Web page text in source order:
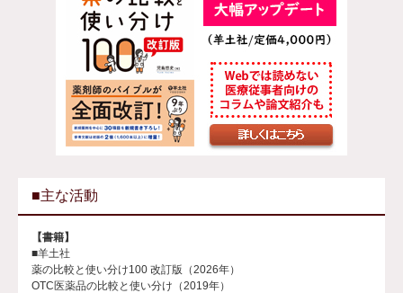
■主な活動
【書籍】
■羊土社
薬の比較と使い分け100 改訂版（2026年）
OTC医薬品の比較と使い分け（2019年）